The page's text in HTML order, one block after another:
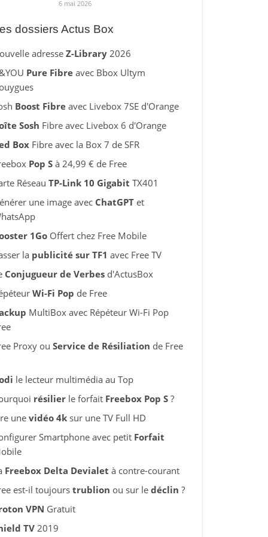
6 mai 2026
dossiers Actus Box
adresse Z-Library2026
Pure Fibreavec Bbox Ultym
Boost Fibreavec Livebox 7SE d'Orange
Sosh Fibre avec Livebox 6 d'Orange
BoxFibre avec la Box 7 de SFR
Pop Sà 24,99 € de Free
Réseau TP-Link 10 Gigabit TX401
une image avec ChatGPTet
1GoOffert chez Free Mobile
la publicité sur TF1 avec Free TV
Conjugueur de Verbesd'ActusBox
Wi-Fi Pop de Free
MultiBox avec Répéteur Wi-Fi Pop
Proxy ou Service de Résiliation de Free
le lecteur multimédia au Top
résilierle forfait Freebox Pop S?
unevidéo 4ksur une TV Full HD
Smartphone avec petit Forfait
Freebox Delta Devialet à contre-courant
est-il toujours trublion ou sur le déclin ?
VPN Gratuit
TV2019